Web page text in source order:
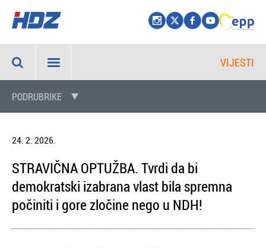
VIJESTI
PODRUBRIKE
24. 2. 2026.
STRAVIČNA OPTUŽBA. Tvrdi da bi
demokratski izabrana vlast bila spremna
počiniti i gore zločine nego u NDH!